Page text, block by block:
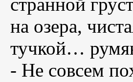
на озера,
тучкой…
- Не совсем